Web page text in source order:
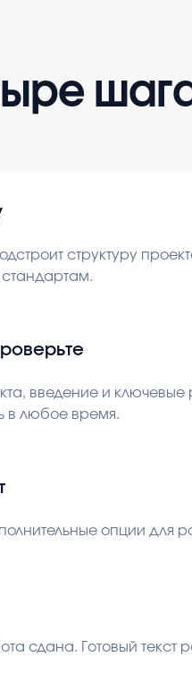
структуру
стандартам.
введение и ключевые
в любое время.
опции для
сдана. Готовый текст